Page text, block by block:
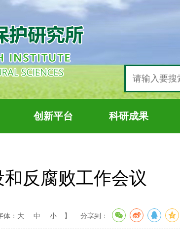
创新平台 科研成果
反腐败工作会议
体： 大 中 小 】 分享到：